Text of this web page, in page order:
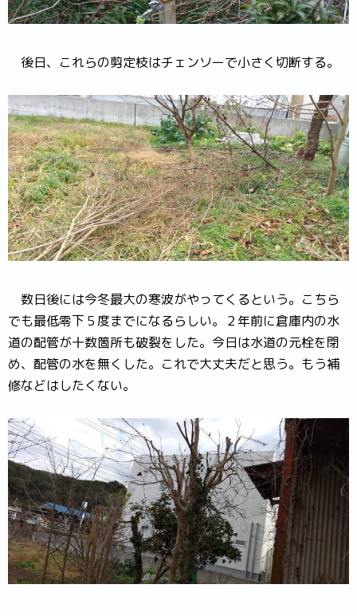
後日、これらの剪定枝はチェンソーで小さく切断する。
数日後には今冬最大の寒波がやってくるという。こちら
でも最低零下５度までになるらしい。２年前に倉庫内の水
道の配管が十数箇所も破裂をした。今日は水道の元栓を閉
め、配管の水を無くした。これで大丈夫だと思う。もう補
修などはしたくない。